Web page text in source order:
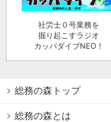
社労士０号業務を
掘り起こすラジオ
カッパダイブNEO！
総務の森トップ
総務の森とは